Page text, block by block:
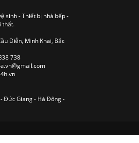
sinh - Thiết bị nhà bếp -
thất.
Diễn, Minh Khai, Bắc
738
Đức Giang - Hà Đông -